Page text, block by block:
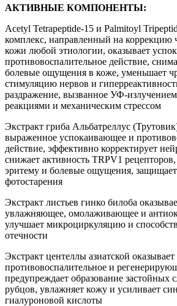
АКТИВНЫЕ КОМПОНЕНТЫ:
Acetyl Tetrapeptide-15 и Palmitoyl
комплекс, направленный на коррекцию
кожи любой этиологии, оказывает
противовоспалительное действие,
болевые ощущения в коже, уменьшает
стимуляцию нервов и
раздражение, вызванное УФ-
реакциями и механическим стрессом
Экстракт гриба Альбатреллус
выраженное успокаивающее и
действие, эффективно корректирует
снижает активность TRPV1 рецепторов,
эритему и болевые ощущения,
фотостарения
Экстракт листьев гинко билоба
увлажняющее, омолаживающее и
улучшает микроциркуляцию и
отечности
Экстракт центеллы азиатской
противовоспалительное и
предупреждает образование застойных
рубцов, увлажняет кожу и усиливает
гиалуроновой кислоты